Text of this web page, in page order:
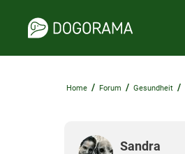
Home / Forum / Gesundheit /
Sandra